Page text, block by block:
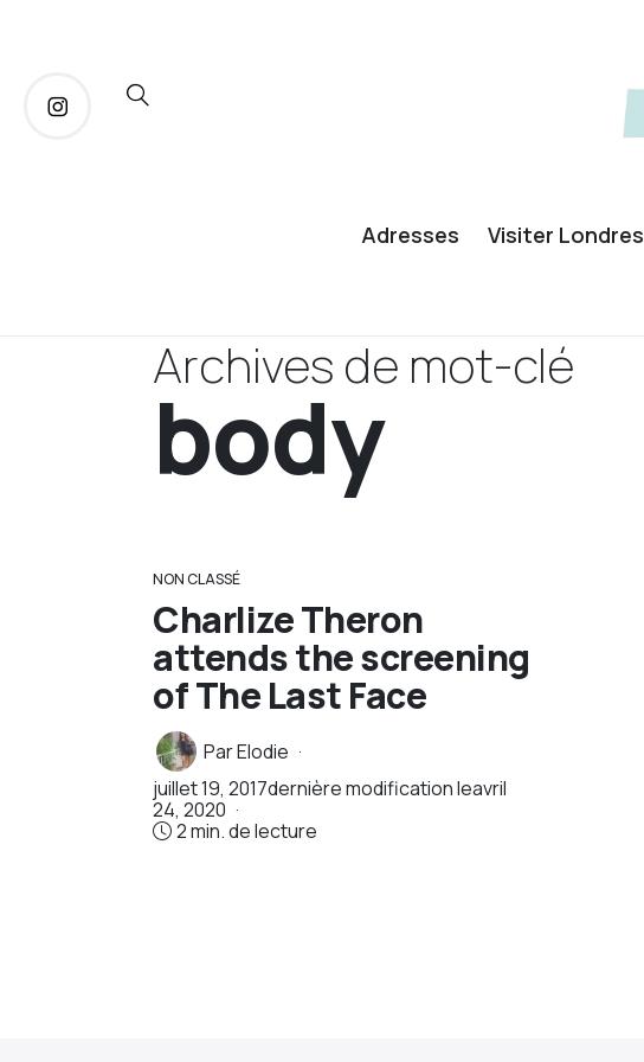
Adresses Visiter Londres
Archives de mot-clé
body
NON CLASSÉ
Charlize Theron
attends the screening
of The Last Face
ParElodie
juillet 19, 2017dernière modification leavril
24, 2020
2 min. de lecture